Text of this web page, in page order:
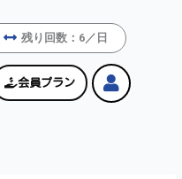
残り回数：6／日
会員プラン